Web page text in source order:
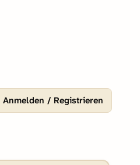
Anmelden / Registrieren